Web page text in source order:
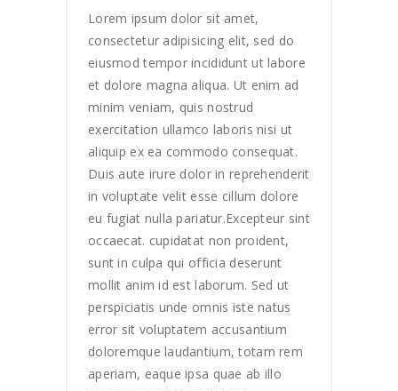
Lorem ipsum dolor sit amet,
consectetur adipisicing elit, sed do
eiusmod tempor incididunt ut labore
et dolore magna aliqua. Ut enim ad
minim veniam, quis nostrud
exercitation ullamco laboris nisi ut
aliquip ex ea commodo consequat.
Duis aute irure dolor in reprehenderit
in voluptate velit esse cillum dolore
eu fugiat nulla pariatur.Excepteur sint
occaecat. cupidatat non proident,
sunt in culpa qui officia deserunt
mollit anim id est laborum. Sed ut
perspiciatis unde omnis iste natus
error sit voluptatem accusantium
doloremque laudantium, totam rem
aperiam, eaque ipsa quae ab illo